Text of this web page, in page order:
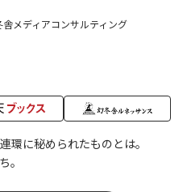
メディアコンサルティング
環に秘められたものとは。
。